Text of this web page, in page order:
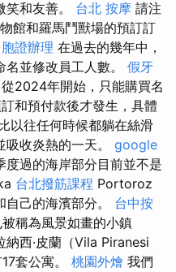
和友善。 台北 按摩 請注
館和羅馬鬥獸場的預訂訂
證辦理 在過去的幾年中，
並修改員工人數。 假牙
2024年開始，只能購買名
和預付款後才發生，具體
以往任何時候都躺在絲滑
收炎熱的一天。 google
度過的海岸部分目前並不是
台北撥筋課程 Portoroz
己的海濱部分。 台中按
稱為風景如畫的小鎮
納西·皮蘭（Vila Piranesi
套公寓。 桃園外燴 我們